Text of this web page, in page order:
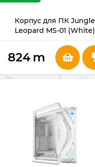
Корпус для ПК Jungle
Leopard MS-01 (White)
824 m